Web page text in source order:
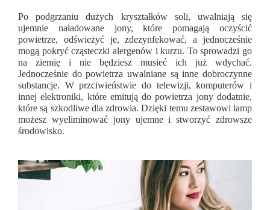
Po podgrzaniu dużych kryształków soli, uwalniają się
ujemnie naładowane jony, które pomagają oczyścić
powietrze, odświeżyć je, zdezynfekować, a jednocześnie
mogą pokryć cząsteczki alergenów i kurzu. To sprowadzi go
na ziemię i nie będziesz musieć ich już wdychać.
Jednocześnie do powietrza uwalniane są inne dobroczynne
substancje. W przciwieństwie do telewizji, komputerów i
innej elektroniki, które emitują do powietrza jony dodatnie,
które są szkodliwe dla zdrowia. Dzięki temu zestawowi lamp
możesz wyeliminować jony ujemne i stworzyć zdrowsze
środowisko.